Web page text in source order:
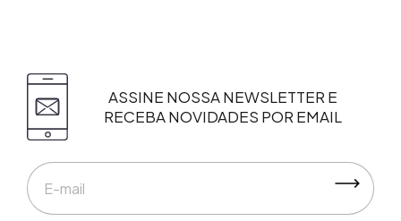
ASSINE NOSSA NEWSLETTER E
RECEBA NOVIDADES POR EMAIL